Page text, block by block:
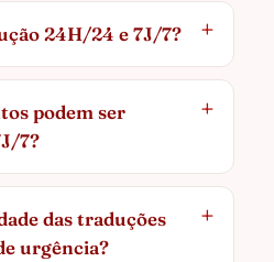
24H/24 e 7J/7?
podem ser
7?
das traduções
urgência?